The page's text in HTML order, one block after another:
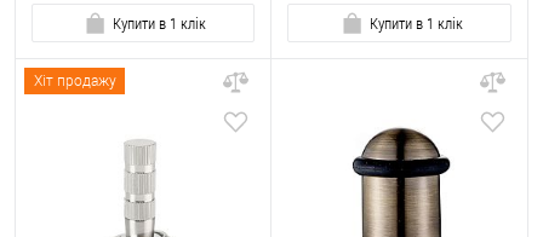
Купити в 1 клік Купити в 1 клік
Хіт продажу